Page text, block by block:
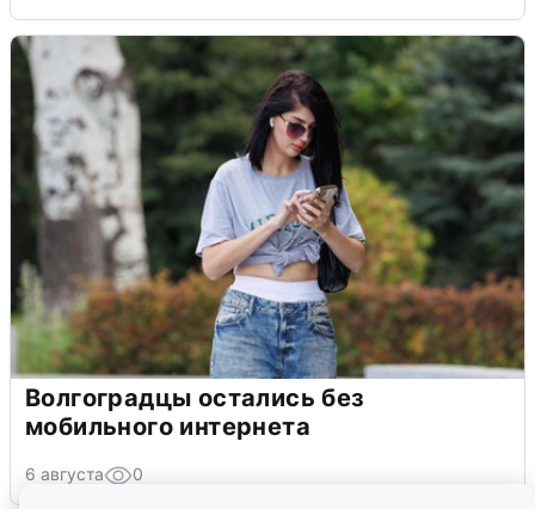
Волгоградцы остались без
мобильного интернета
6 августа 0